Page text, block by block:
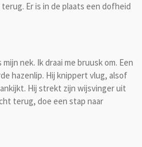
Er is in de plaats een dofheid
nek. Ik draai me bruusk om. Een
hazenlip. Hij knippert vlug, alsof
Hij strekt zijn wijsvinger uit
terug, doe een stap naar